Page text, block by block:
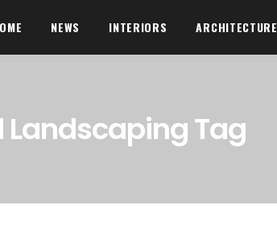
NEWS INTERIORS ARCHITECTURE
Landscaping Tag